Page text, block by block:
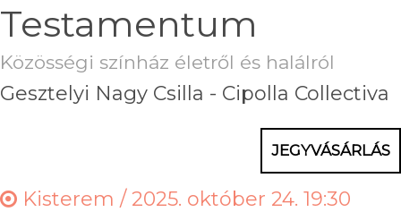
Testamentum
Közösségi színház életről és halálról
Gesztelyi Nagy Csilla - Cipolla Collectiva
JEGYVÁSÁRLÁS
Kisterem /2025. október 24. 19:30